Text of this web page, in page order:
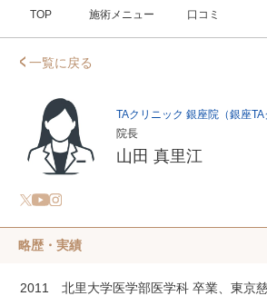
TOP 施術メニュー 口コミ
一覧に戻る
TAクリニック 銀座院（銀座TA
院長
山田 真里江
略歴・実績
2011 北里大学医学部医学科 卒業、東京